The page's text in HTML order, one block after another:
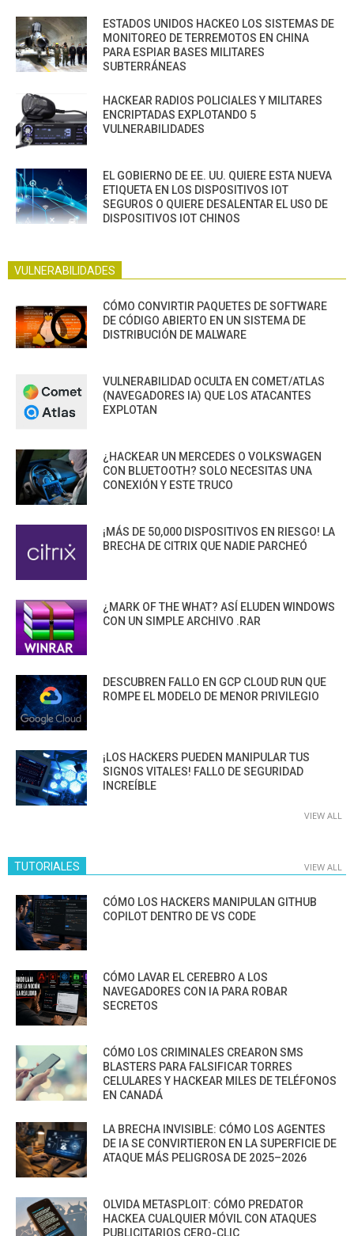
ESTADOS UNIDOS HACKEO LOS SISTEMAS DE
MONITOREO DE TERREMOTOS EN CHINA
PARA ESPIAR BASES MILITARES
SUBTERRÁNEAS
HACKEAR RADIOS POLICIALES Y MILITARES
ENCRIPTADAS EXPLOTANDO 5
VULNERABILIDADES
EL GOBIERNO DE EE. UU. QUIERE ESTA NUEVA
ETIQUETA EN LOS DISPOSITIVOS IOT
SEGUROS O QUIERE DESALENTAR EL USO DE
DISPOSITIVOS IOT CHINOS
VULNERABILIDADES
CÓMO CONVIRTIR PAQUETES DE SOFTWARE
DE CÓDIGO ABIERTO EN UN SISTEMA DE
DISTRIBUCIÓN DE MALWARE
VULNERABILIDAD OCULTA EN COMET/ATLAS
(NAVEGADORES IA) QUE LOS ATACANTES
EXPLOTAN
¿HACKEAR UN MERCEDES O VOLKSWAGEN
CON BLUETOOTH? SOLO NECESITAS UNA
CONEXIÓN Y ESTE TRUCO
¡MÁS DE 50,000 DISPOSITIVOS EN RIESGO! LA
BRECHA DE CITRIX QUE NADIE PARCHEÓ
¿MARK OF THE WHAT? ASÍ ELUDEN WINDOWS
CON UN SIMPLE ARCHIVO .RAR
DESCUBREN FALLO EN GCP CLOUD RUN QUE
ROMPE EL MODELO DE MENOR PRIVILEGIO
¡LOS HACKERS PUEDEN MANIPULAR TUS
SIGNOS VITALES! FALLO DE SEGURIDAD
INCREÍBLE
VIEW ALL
TUTORIALES VIEW ALL
CÓMO LOS HACKERS MANIPULAN GITHUB
COPILOT DENTRO DE VS CODE
CÓMO LAVAR EL CEREBRO A LOS
NAVEGADORES CON IA PARA ROBAR
SECRETOS
CÓMO LOS CRIMINALES CREARON SMS
BLASTERS PARA FALSIFICAR TORRES
CELULARES Y HACKEAR MILES DE TELÉFONOS
EN CANADÁ
LA BRECHA INVISIBLE: CÓMO LOS AGENTES
DE IA SE CONVIRTIERON EN LA SUPERFICIE DE
ATAQUE MÁS PELIGROSA DE 2025–2026
OLVIDA METASPLOIT: CÓMO PREDATOR
HACKEA CUALQUIER MÓVIL CON ATAQUES
PUBLICITARIOS CERO-CLIC